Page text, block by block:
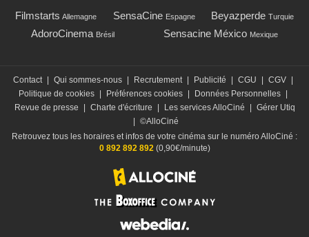
Filmstarts Allemagne SensaCine Espagne Beyazperde Turquie
AdoroCinema Brésil Sensacine México Mexique
Contact Qui sommes-nous Recrutement Publicité CGU CGV
Politique de cookies
Préférences cookies Données Personnelles
Revue de presse
Charte d'écriture Les services AlloCiné
Gérer Utiq
©AlloCiné
Retrouvez tous les horaires et infos de votre cinéma sur le numéro AlloCiné :
0 892 892 892(0,90€/minute)